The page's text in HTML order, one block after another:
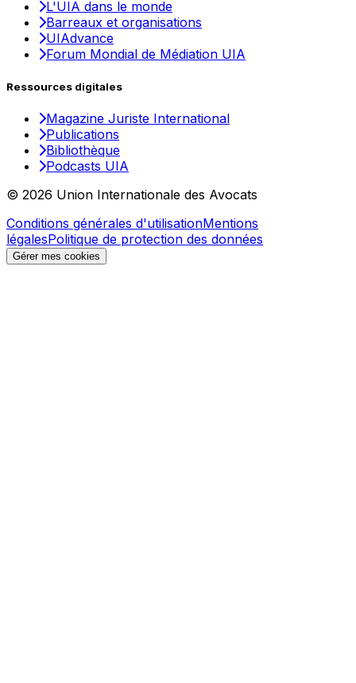
L'UIA dans le monde
Barreaux et organisations
UIAdvance
Forum Mondial de Médiation UIA
Ressources digitales
Magazine Juriste International
Publications
Bibliothèque
Podcasts UIA
© 2026 Union Internationale des Avocats
Conditions générales d'utilisationMentions
légalesPolitique de protection des données
Gérer mes cookies